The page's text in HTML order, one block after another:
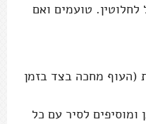
טועמים ואם
(העוף מחכה בצד בזמן
ומוסיפים לסיר עם כל